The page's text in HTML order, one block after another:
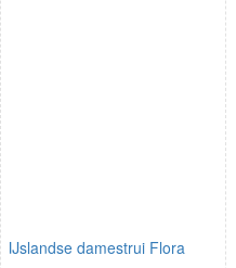
IJslandse damestrui Flora